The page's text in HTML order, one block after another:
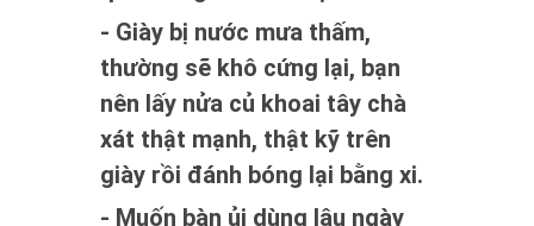
- Giày bị nước mưa thấm,
thường sẽ khô cứng lại, bạn
nên lấy nửa củ khoai tây chà
xát thật mạnh, thật kỹ trên
giày rồi đánh bóng lại bằng xi.
- Muốn bàn ủi dùng lâu ngày